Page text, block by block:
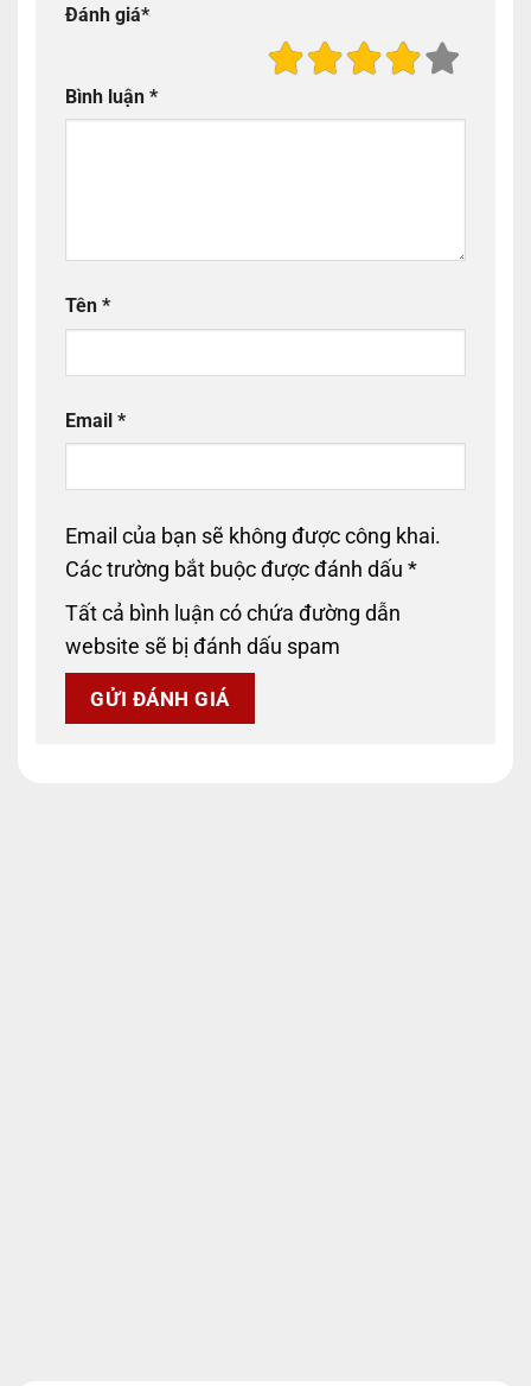
Đánh giá*
Bình luận *
Tên *
Email *
Email của bạn sẽ không được công khai.
Các trường bắt buộc được đánh dấu *
Tất cả bình luận có chứa đường dẫn
website sẽ bị đánh dấu spam